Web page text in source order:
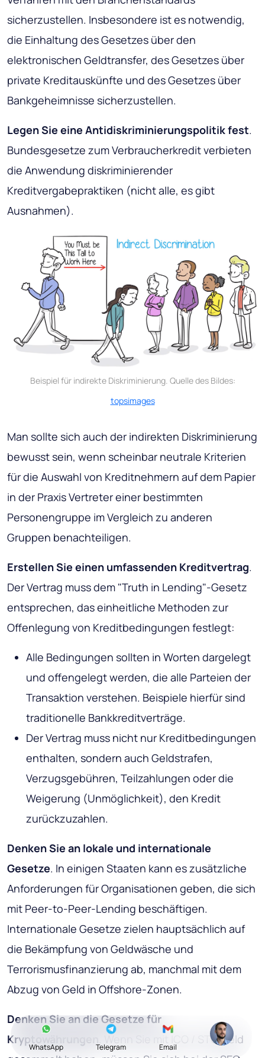
sicherzustellen. Insbesondere ist es notwendig,
die Einhaltung des Gesetzes über den
elektronischen Geldtransfer, des Gesetzes über
private Kreditauskünfte und des Gesetzes über
Bankgeheimnisse sicherzustellen.
Legen Sie eine Antidiskriminierungspolitik fest.
Bundesgesetze zum Verbraucherkredit verbieten
die Anwendung diskriminierender
Kreditvergabepraktiken (nicht alle, es gibt
Ausnahmen).
Beispiel für indirekte Diskriminierung. Quelle des Bildes:
topsimages
Man sollte sich auch der indirekten Diskriminierung
bewusst sein, wenn scheinbar neutrale Kriterien
für die Auswahl von Kreditnehmern auf dem Papier
in der Praxis Vertreter einer bestimmten
Personengruppe im Vergleich zu anderen
Gruppen benachteiligen.
Erstellen Sie einen umfassenden Kreditvertrag.
Der Vertrag muss dem "Truth in Lending"-Gesetz
entsprechen, das einheitliche Methoden zur
Offenlegung von Kreditbedingungen festlegt:
Alle Bedingungen sollten in Worten dargelegt
und offengelegt werden, die alle Parteien der
Transaktion verstehen. Beispiele hierfür sind
traditionelle Bankkreditverträge.
Der Vertrag muss nicht nur Kreditbedingungen
enthalten, sondern auch Geldstrafen,
Verzugsgebühren, Teilzahlungen oder die
Weigerung (Unmöglichkeit), den Kredit
zurückzuzahlen.
Denken Sie an lokale und internationale
Gesetze. In einigen Staaten kann es zusätzliche
Anforderungen für Organisationen geben, die sich
mit Peer-to-Peer-Lending beschäftigen.
Internationale Gesetze zielen hauptsächlich auf
die Bekämpfung von Geldwäsche und
Terrorismusfinanzierung ab, manchmal mit dem
Abzug von Geld in Offshore-Zonen.
Denken Sie an die Gesetze für
Kryptowährungen
. Wenn Sie mit ICO / STO Geld
WhatsApp Telegram Email